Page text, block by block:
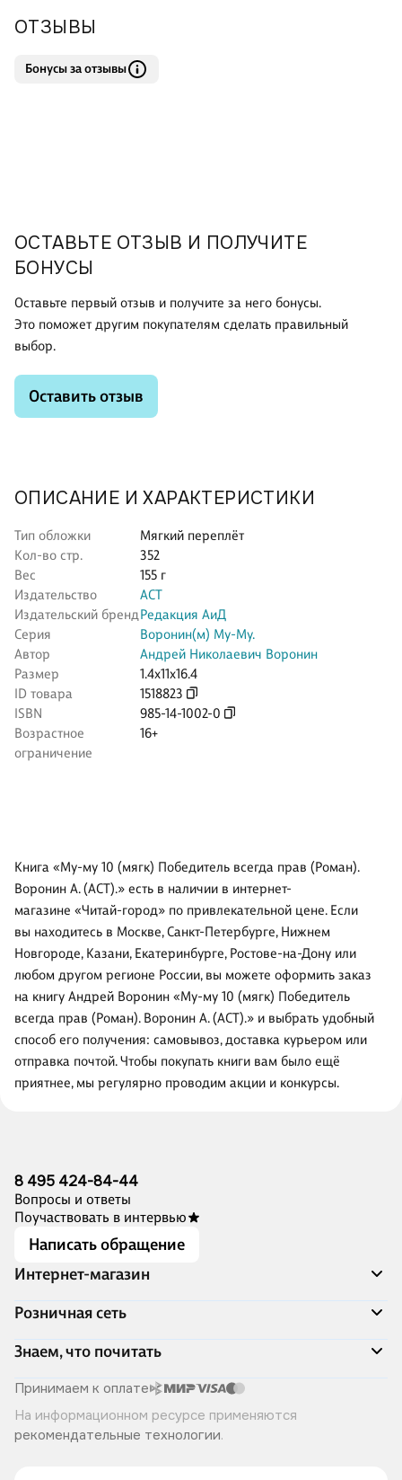
ОПИСАНИЕ И ХАРАКТЕРИСТИКИ
Тип обложки
Мягкий переплёт
Кол-во стр.
352
Вес
155 г
Издательство
АСТ
Издательский брендРедакция АиД
Серия
Воронин(м) Му-Му.
Автор
Андрей Николаевич Воронин
Размер
1.4x11x16.4
ID товара
1518823
ISBN
985-14-1002-0
Возрастное
ограничение
16+
ОТЗЫВЫ
Бонусы за отзывы
ОСТАВЬТЕ ОТЗЫВ И ПОЛУЧИТЕ
БОНУСЫ
Оставьте первый отзыв и получите за него бонусы.
Это поможет другим покупателям сделать правильный
выбор.
Оставить отзыв
Книга «Му-му 10 (мягк) Победитель всегда прав (Роман).
Воронин А. (АСТ).» есть в наличии в интернет-
магазине «Читай-город» по привлекательной цене. Если
вы находитесь в Москве, Санкт-Петербурге, Нижнем
Новгороде, Казани, Екатеринбурге, Ростове-на-Дону или
любом другом регионе России, вы можете оформить заказ
на книгу Андрей Воронин «Му-му 10 (мягк) Победитель
всегда прав (Роман). Воронин А. (АСТ).» и выбрать удобный
способ его получения: самовывоз, доставка курьером или
отправка почтой. Чтобы покупать книги вам было ещё
приятнее, мы регулярно проводим акции и конкурсы.
8 495 424-84-44
Вопросы и ответы
Поучаствовать в интервью
Написать обращение
Интернет-магазин
Акции
Доставка и оплата
Программа лояльности
Подарочные сертификаты
Правила продажи
Политика конфиденциальности
Розничная сеть
Адреса магазинов
Книжный Дозор
О компании
Читай-город для бизнеса
Хотите у нас работать?
Знаем, что почитать
Скоро в продаже
Лучшие из лучших
Читай-журнал
Принимаем к оплате
На информационном ресурсе применяются
рекомендательные технологии.